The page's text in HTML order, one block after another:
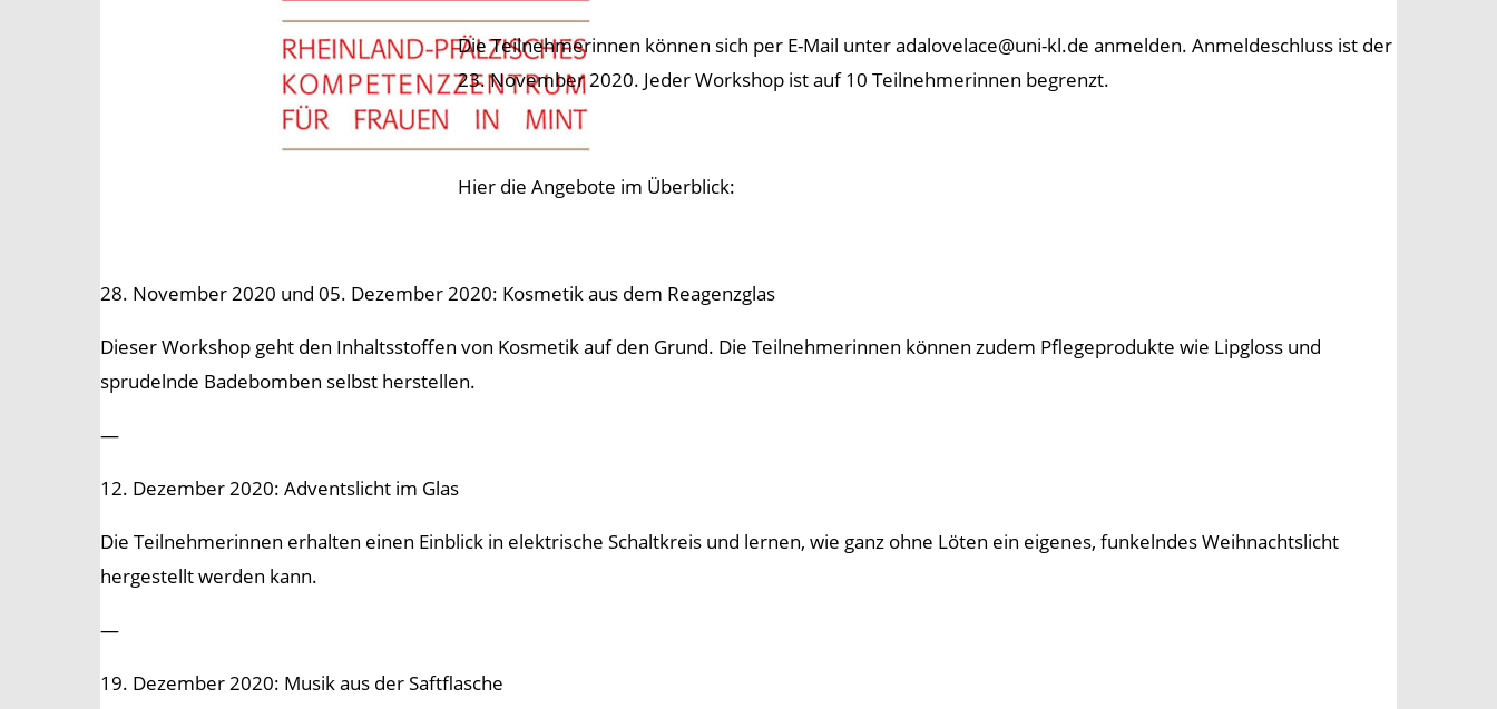
Die Teilnehmerinnen können sich per E-Mail unter adalovelace@uni-kl.de anmelden. Anmeldeschluss ist der
23. November 2020. Jeder Workshop ist auf 10 Teilnehmerinnen begrenzt.
Hier die Angebote im Überblick:
28. November 2020 und 05. Dezember 2020: Kosmetik aus dem Reagenzglas
Dieser Workshop geht den Inhaltsstoffen von Kosmetik auf den Grund. Die Teilnehmerinnen können zudem Pflegeprodukte wie Lipgloss und
sprudelnde Badebomben selbst herstellen.
—
12. Dezember 2020: Adventslicht im Glas
Die Teilnehmerinnen erhalten einen Einblick in elektrische Schaltkreis und lernen, wie ganz ohne Löten ein eigenes, funkelndes Weihnachtslicht
hergestellt werden kann.
—
19. Dezember 2020: Musik aus der Saftflasche